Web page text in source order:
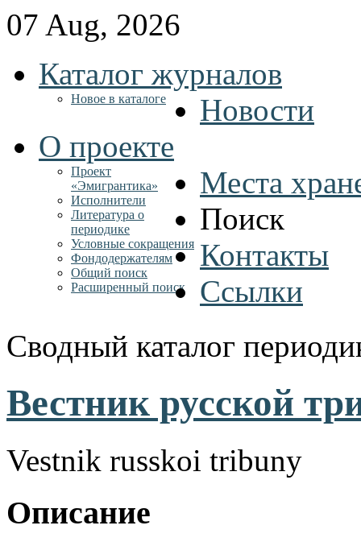
07 Aug, 2026
Каталог журналов
Новое в каталоге
Новости
О проекте
Проект
«Эмигрантика»
Исполнители
Литература о
периодике
Условные сокращения
Фондодержателям
Места
Поиск
Общий поиск
Расширенный поиск
Контакты
Ссылки
Сводный каталог
Вестник русской
Vestnik russkoi tribuny
Описание